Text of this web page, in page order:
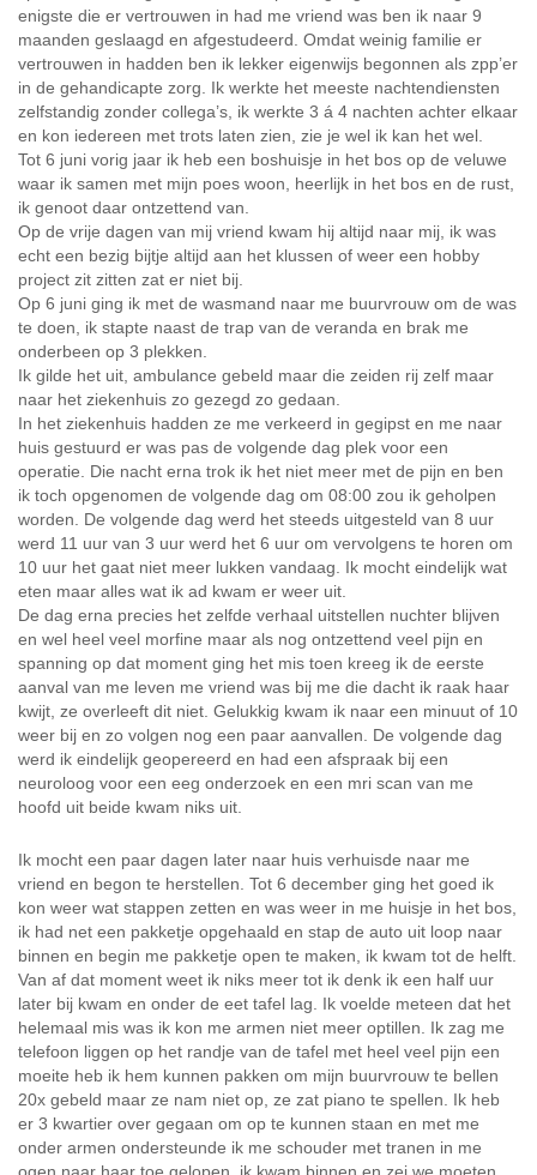
enigste die er vertrouwen in had me vriend was ben ik naar 9
maanden geslaagd en afgestudeerd. Omdat weinig familie er
vertrouwen in hadden ben ik lekker eigenwijs begonnen als zpp’er
in de gehandicapte zorg. Ik werkte het meeste nachtendiensten
zelfstandig zonder collega’s, ik werkte 3 á 4 nachten achter elkaar
en kon iedereen met trots laten zien, zie je wel ik kan het wel.
Tot 6 juni vorig jaar ik heb een boshuisje in het bos op de veluwe
waar ik samen met mijn poes woon, heerlijk in het bos en de rust,
ik genoot daar ontzettend van.
Op de vrije dagen van mij vriend kwam hij altijd naar mij, ik was
echt een bezig bijtje altijd aan het klussen of weer een hobby
project zit zitten zat er niet bij.
Op 6 juni ging ik met de wasmand naar me buurvrouw om de was
te doen, ik stapte naast de trap van de veranda en brak me
onderbeen op 3 plekken.
Ik gilde het uit, ambulance gebeld maar die zeiden rij zelf maar
naar het ziekenhuis zo gezegd zo gedaan.
In het ziekenhuis hadden ze me verkeerd in gegipst en me naar
huis gestuurd er was pas de volgende dag plek voor een
operatie. Die nacht erna trok ik het niet meer met de pijn en ben
ik toch opgenomen de volgende dag om 08:00 zou ik geholpen
worden. De volgende dag werd het steeds uitgesteld van 8 uur
werd 11 uur van 3 uur werd het 6 uur om vervolgens te horen om
10 uur het gaat niet meer lukken vandaag. Ik mocht eindelijk wat
eten maar alles wat ik ad kwam er weer uit.
De dag erna precies het zelfde verhaal uitstellen nuchter blijven
en wel heel veel morfine maar als nog ontzettend veel pijn en
spanning op dat moment ging het mis toen kreeg ik de eerste
aanval van me leven me vriend was bij me die dacht ik raak haar
kwijt, ze overleeft dit niet. Gelukkig kwam ik naar een minuut of 10
weer bij en zo volgen nog een paar aanvallen. De volgende dag
werd ik eindelijk geopereerd en had een afspraak bij een
neuroloog voor een eeg onderzoek en een mri scan van me
hoofd uit beide kwam niks uit.
Ik mocht een paar dagen later naar huis verhuisde naar me
vriend en begon te herstellen. Tot 6 december ging het goed ik
kon weer wat stappen zetten en was weer in me huisje in het bos,
ik had net een pakketje opgehaald en stap de auto uit loop naar
binnen en begin me pakketje open te maken, ik kwam tot de helft.
Van af dat moment weet ik niks meer tot ik denk ik een half uur
later bij kwam en onder de eet tafel lag. Ik voelde meteen dat het
helemaal mis was ik kon me armen niet meer optillen. Ik zag me
telefoon liggen op het randje van de tafel met heel veel pijn een
moeite heb ik hem kunnen pakken om mijn buurvrouw te bellen
20x gebeld maar ze nam niet op, ze zat piano te spellen. Ik heb
er 3 kwartier over gegaan om op te kunnen staan en met me
onder armen ondersteunde ik me schouder met tranen in me